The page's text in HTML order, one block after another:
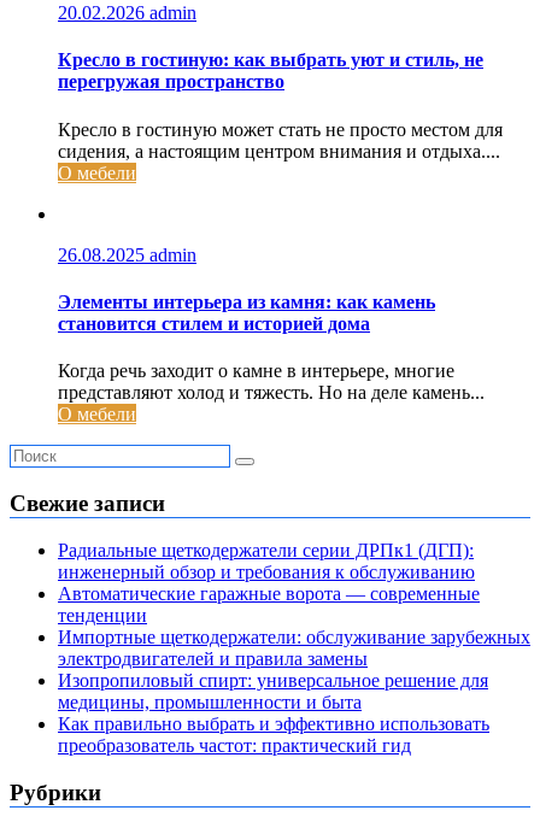
20.02.2026 admin
Кресло в гостиную: как выбрать уют и стиль, не
перегружая пространство
Кресло в гостиную может стать не просто местом для
сидения, а настоящим центром внимания и отдыха....
О мебели
26.08.2025 admin
Элементы интерьера из камня: как камень
становится стилем и историей дома
Когда речь заходит о камне в интерьере, многие
представляют холод и тяжесть. Но на деле камень...
О мебели
Свежие записи
Радиальные щеткодержатели серии ДРПк1 (ДГП):
инженерный обзор и требования к обслуживанию
Автоматические гаражные ворота — современные
тенденции
Импортные щеткодержатели: обслуживание зарубежных
электродвигателей и правила замены
Изопропиловый спирт: универсальное решение для
медицины, промышленности и быта
Как правильно выбрать и эффективно использовать
преобразователь частот: практический гид
Рубрики